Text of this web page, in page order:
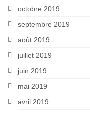
octobre 2019
septembre 2019
août 2019
juillet 2019
juin 2019
mai 2019
avril 2019